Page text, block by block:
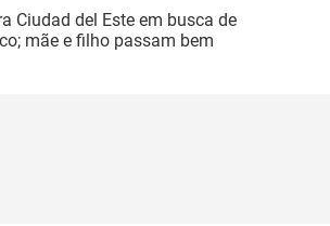
Ciudad del Este em busca de
mãe e filho passam bem